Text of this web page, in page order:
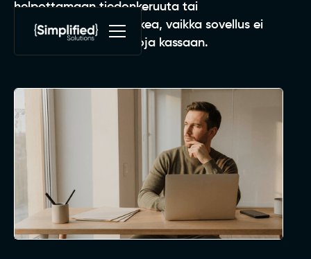
helpottamaan tiedonkeruuta tai
yksinkertaistamaan arkea, vaikka sovellus ei
toisikaan suoraan euroja kassaan.